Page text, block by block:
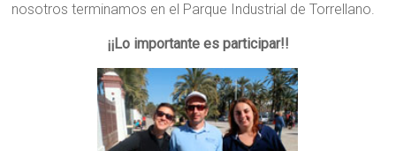
nosotros terminamos en el Parque Industrial de Torrellano.
¡¡Lo importante es participar!!